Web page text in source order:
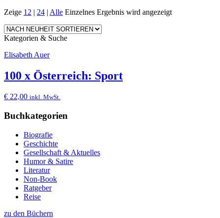
Zeige 12 | 24 | Alle Einzelnes Ergebnis wird angezeigt
Kategorien & Suche
Elisabeth Auer
100 x Österreich: Sport
€ 22,00 inkl. MwSt.
Buchkategorien
Biografie
Geschichte
Gesellschaft & Aktuelles
Humor & Satire
Literatur
Non-Book
Ratgeber
Reise
zu den Büchern